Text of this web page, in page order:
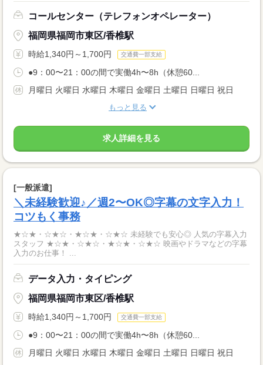
コールセンター（テレフォンオペレーター）
福岡県福岡市東区/香椎駅
時給1,340円～1,700円 交通費一部支給
●9：00〜21：00の間で実働4h〜8h（休憩60...
月曜日 火曜日 水曜日 木曜日 金曜日 土曜日 日曜日 祝日
もっと見る
求人詳細を見る
[一般派遣]
＼未経験歓迎♪／週2〜OK◎字幕の文字入力！
コツもく事務
★☆★・☆★☆・★☆★・☆★☆ 未経験でも安心◎ 人気の字幕入力
スタッフ ★☆★・☆★☆・★☆★・☆★☆ 映画やドラマなどの字幕
入力のお仕事！ ...
データ入力・タイピング
福岡県福岡市東区/香椎駅
時給1,340円～1,700円 交通費一部支給
●9：00〜21：00の間で実働4h〜8h（休憩60...
月曜日 火曜日 水曜日 木曜日 金曜日 土曜日 日曜日 祝日